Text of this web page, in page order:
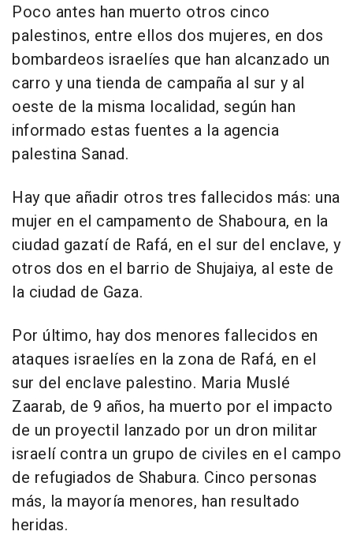
Poco antes han muerto otros cinco
palestinos, entre ellos dos mujeres, en dos
bombardeos israelíes que han alcanzado un
carro y una tienda de campaña al sur y al
oeste de la misma localidad, según han
informado estas fuentes a la agencia
palestina Sanad.
Hay que añadir otros tres fallecidos más: una
mujer en el campamento de Shaboura, en la
ciudad gazatí de Rafá, en el sur del enclave, y
otros dos en el barrio de Shujaiya, al este de
la ciudad de Gaza.
Por último, hay dos menores fallecidos en
ataques israelíes en la zona de Rafá, en el
sur del enclave palestino. Maria Muslé
Zaarab, de 9 años, ha muerto por el impacto
de un proyectil lanzado por un dron militar
israelí contra un grupo de civiles en el campo
de refugiados de Shabura. Cinco personas
más, la mayoría menores, han resultado
heridas.